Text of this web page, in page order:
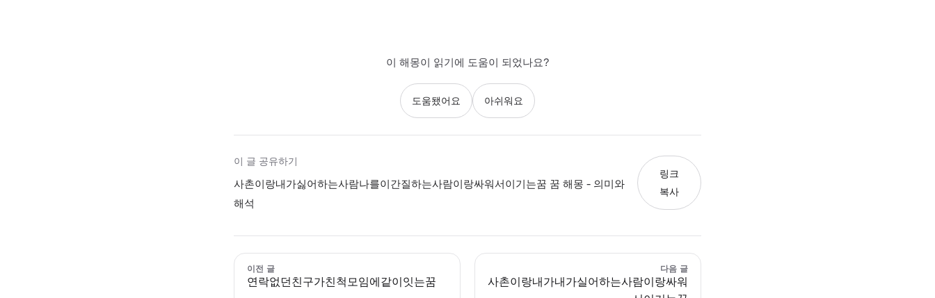
이 해몽이 읽기에 도움이 되었나요?
도움됐어요 아쉬워요
이 글 공유하기
사촌이랑내가싫어하는사람나를이간질하는사람이랑싸워서이기는꿈 꿈 해몽 - 의미와
해석
링크
복사
이전 글
연락없던친구가친척모임에같이잇는꿈
다음 글
사촌이랑내가내가실어하는사람이랑싸워